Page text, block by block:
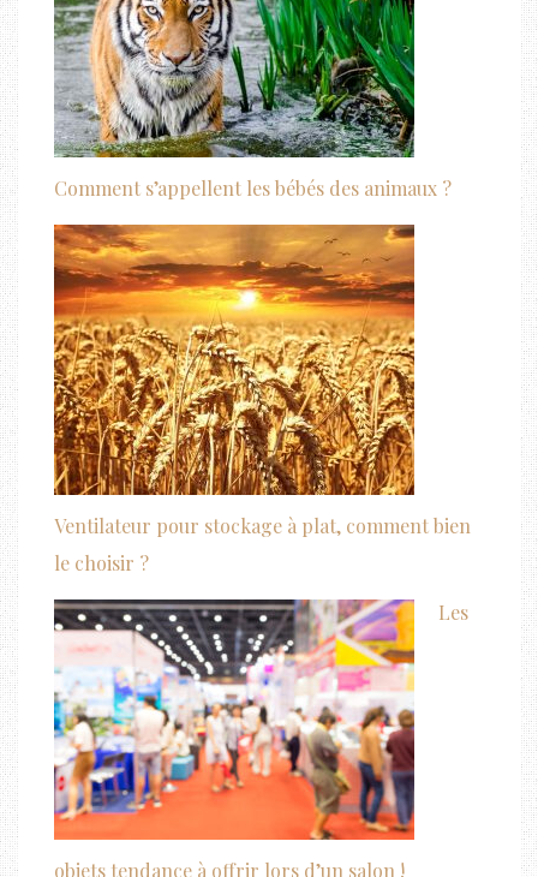
Comment s’appellent les bébés des animaux ?
Ventilateur pour stockage à plat, comment bien
le choisir ?
Les
objets tendance à offrir lors d’un salon !